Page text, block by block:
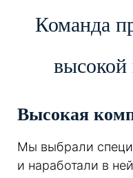
Команда
высокой
Высокая
Мы выбрали
и наработали в